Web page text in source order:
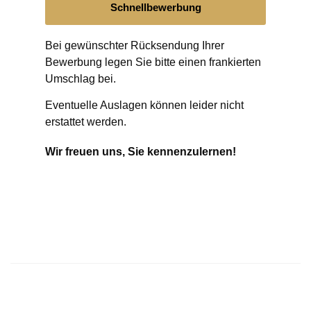
Schnellbewerbung
Bei gewünschter Rücksendung Ihrer
Bewerbung legen Sie bitte einen frankierten
Umschlag bei.
Eventuelle Auslagen können leider nicht
erstattet werden.
Wir freuen uns, Sie kennenzulernen!